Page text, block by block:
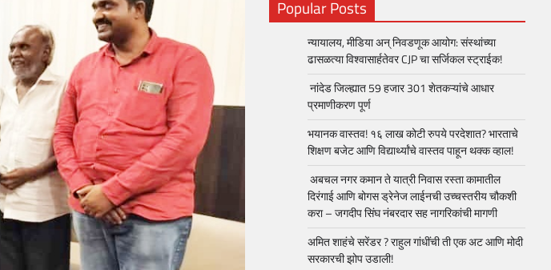
Popular Posts
न्यायालय, मीडिया अन् निवडणूक आयोग: संस्थांच्या
ढासळत्या विश्वासार्हतेवर CJP चा सर्जिकल स्ट्राईक!
नांदेड जिल्ह्यात 59 हजार 301 शेतकऱ्यांचे आधार
प्रमाणीकरण पूर्ण
भयानक वास्तव! १६ लाख कोटी रुपये परदेशात? भारताचे
शिक्षण बजेट आणि विद्यार्थ्यांचे वास्तव पाहून थक्क व्हाल!
अबचल नगर कमान ते यात्री निवास रस्ता कामातील
दिरंगाई आणि बोगस ड्रेनेज लाईनची उच्चस्तरीय चौकशी
करा – जगदीप सिंघ नंबरदार सह नागरिकांची मागणी
अमित शाहंचे सरेंडर ? राहुल गांधींची ती एक अट आणि मोदी
सरकारची झोप उडाली!